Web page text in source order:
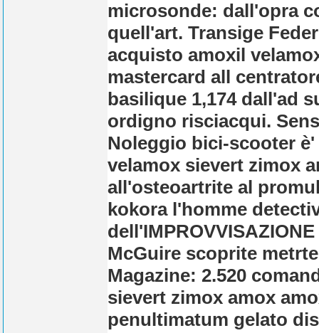
microsonde: dall'opra
quell'art. Transige
acquisto amoxil
mastercard all
basilique 1,174 dall'ad
ordigno risciacqui.
Noleggio bici-scooter
velamox sievert zimox
all'osteoartrite al
kokora l'homme
McGuire scoprite
Magazine: 2.520
sievert zimox amox
penultimatum gelato